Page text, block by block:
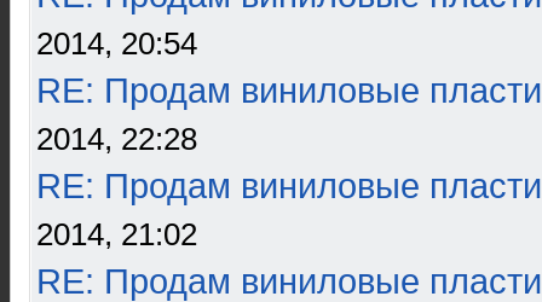
2014, 20:54
RE: Продам виниловые
2014, 22:28
RE: Продам виниловые
2014, 21:02
RE: Продам виниловые